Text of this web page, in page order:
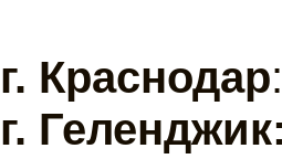
г. Краснодар
г. Геленджик: